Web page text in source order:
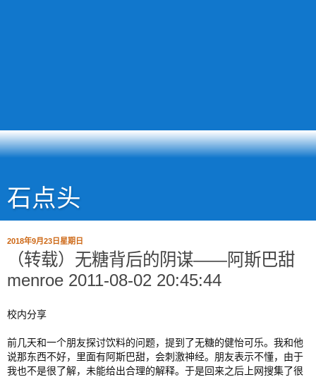
石点头
2018年9月23日星期日
（转载）无糖背后的阴谋——阿斯巴甜
menroe 2011-08-02 20:45:44
校内分享
前几天和一个朋友探讨饮料的问题，提到了无糖的健怡可乐。我和他
说那东西不好，里面有阿斯巴甜，会刺激神经。朋友表示不懂，由于
我也不是很了解，未能给出合理的解释。于是回来之后上网搜集了很